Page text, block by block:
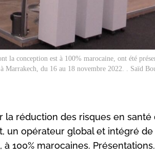
la conception est à 100% marocaine, ont été
à Marrakech, du 16 au 18 novembre 2022. . Saïd
réduction des risques en santé
un opérateur global et intégré
100% marocaines. Présentations.